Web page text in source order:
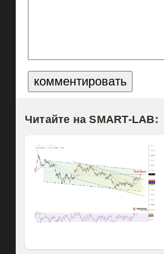
Читайте на SMART-LAB: